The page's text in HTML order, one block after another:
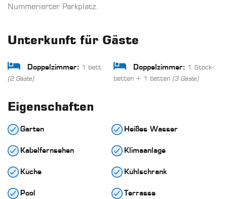
Nummerierter Parkplatz.
Unterkunft für Gäste
Doppelzimmer: 1 bett
(2 Gäste)
Doppelzimmer: 1 Stock-
betten + 1 betten (3 Gäste)
Eigenschaften
Garten Heißes Wasser
Kabelfernsehen Klimaanlage
Küche Kühlschrank
Pool Terrasse